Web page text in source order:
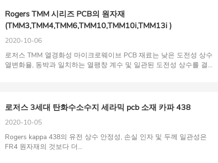
Rogers TMM 시리즈 PCB의 원자재
(TMM3,TMM4,TMM6,TMM10,TMM10i,TMM13i )
2020-10-06
로저스 TMM 열경화성 마이크로웨이브 PCB 재료는 낮은 도전성 상수
열변화율, 동박과 일치하는 열팽창 계수 및 일관된 도전성 상수를 결
로저스 3세대 탄화수소수지 세라믹 pcb 소재 카파 438
2020-10-05
Rogers kappa 438의 유전 상수 안정성, 손실 인자 및 두께 일관성은
FR4 원자재의 것보다 더...